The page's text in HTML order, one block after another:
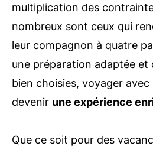
multiplication des
nombreux sont ceux qui
leur compagnon à quatre
une préparation adaptée et
bien choisies, voyager
devenir une expérience
Que ce soit pour des